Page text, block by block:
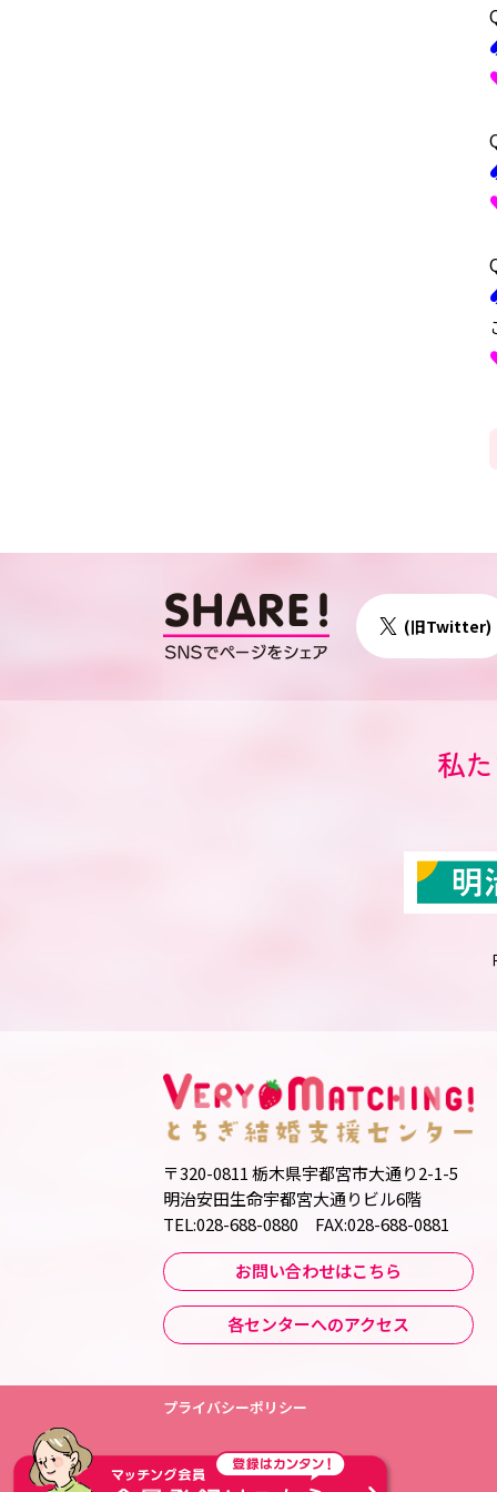
(旧Twitter)
私
〒320-0811 栃木県宇都宮市大通り2-1-5
明治安田生命宇都宮大通りビル6階
TEL:028-688-0880 FAX:028-688-0881
お問い合わせはこちら
各センターへのアクセス
プライバシーポリシー